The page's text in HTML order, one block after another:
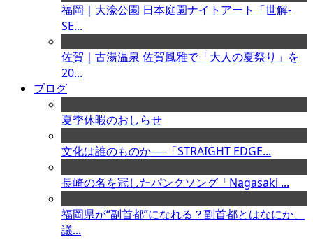
福岡｜大濠公園 日本庭園ナイトアート「世解-
SE...
佐賀｜古湯温泉 佐賀風雅で「大人の夏祭り」を
20...
ブログ
夏季休暇のおしらせ
文化は誰のものか──「STRAIGHT EDGE...
長崎の名を冠したパンクソング「Nagasaki ...
福岡県が“副首都”になれる？副首都とはなにか、
議...